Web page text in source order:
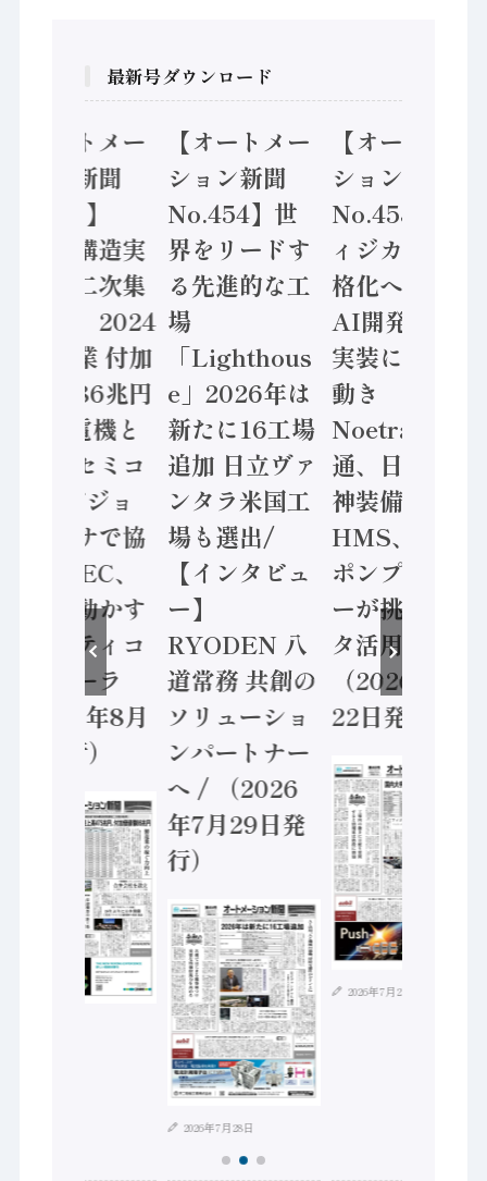
最新号ダウンロード
【オートメー
ション新聞
No.455】
「経済構造実
態調査二次集
計結果」2024
年製造業 付加
価値額86兆円
/ 三菱電機と
ソニーセミコ
ン AIビジョ
ンセンサで協
業 / IDEC、
安全に動かす
セーフティコ
ントローラ
（2026年8月
5日発行）
【オートメー
ション新聞
No.454】世
界をリードす
る先進的な工
場
「Lighthous
e」2026年は
新たに16工場
追加 日立ヴァ
ンタラ米国工
場も選出/
【インタビュ
ー】
RYODEN 八
道常務 共創の
ソリューショ
ンパートナー
へ / （2026
年7月29日発
行）
2026年7月28日
【オートメー
ション新聞
No.453】フ
ィジカルAI本
格化へ 国産
AI開発や社会
実装に活発な
動き
Noetra、富士
通、日立 / 兵
神装備 ×
HMS、老舗
ポンプメーカ
ーが挑むデー
タ活用 など
（2026年7月
22日発行）
2026年7月21日